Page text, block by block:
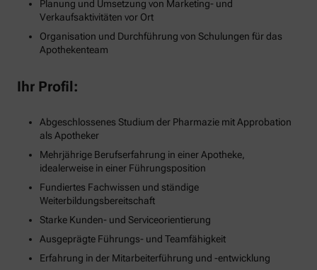
Planung und Umsetzung von Marketing- und
Verkaufsaktivitäten vor Ort
Organisation und Durchführung von Schulungen für das
Apothekenteam
Ihr Profil:
Abgeschlossenes Studium der Pharmazie mit Approbation
als Apotheker
Mehrjährige Berufserfahrung in einer Apotheke,
idealerweise in einer Führungsposition
Fundiertes Fachwissen und ständige
Weiterbildungsbereitschaft
Starke Kunden- und Serviceorientierung
Ausgeprägte Führungs- und Teamfähigkeit
Erfahrung in der Mitarbeiterführung und -entwicklung